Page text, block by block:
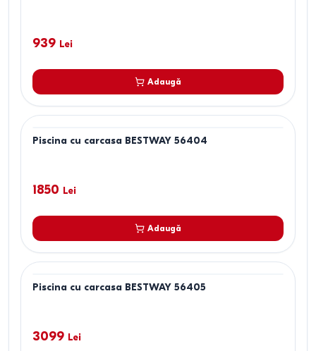
939 Lei
Adaugă
Piscina cu carcasa BESTWAY 56404
1850 Lei
Adaugă
Piscina cu carcasa BESTWAY 56405
3099 Lei